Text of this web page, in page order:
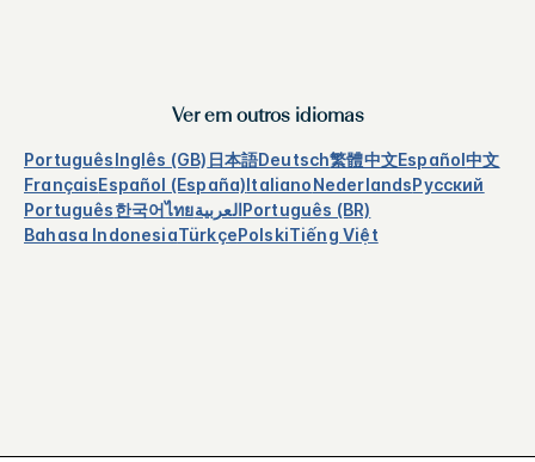
Ver em outros idiomas
PortuguêsInglês (GB) 日本語Deutsch繁體中文Español中文
FrançaisEspañol (España)ItalianoNederlandsРусский
Português한국어ไทยالعربيةPortuguês (BR)
Bahasa IndonesiaTürkçePolskiTiếng Việt